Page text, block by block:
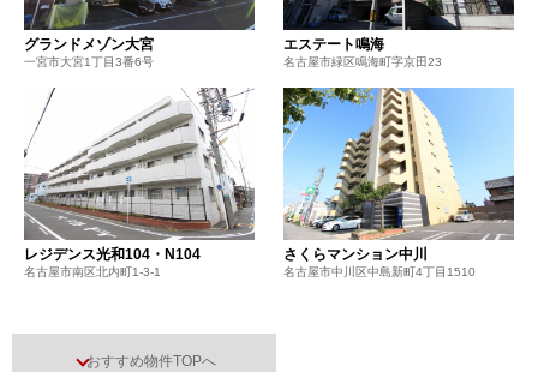
グランドメゾン大宮
一宮市大宮1丁目3番6号
エステート鳴海
名古屋市緑区鳴海町字京田23
レジデンス光和104・N104
名古屋市南区北内町1-3-1
さくらマンション中川
名古屋市中川区中島新町4丁目1510
おすすめ物件TOPへ